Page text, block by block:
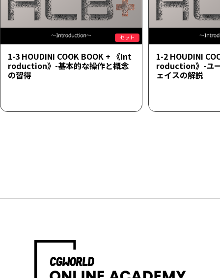
セット
1-3 HOUDINI COOK BOOK + 《Int
roduction》-基本的な操作と概念
の習得
1-2 HOUDINI
roduction》-ユ
ェイスの解説